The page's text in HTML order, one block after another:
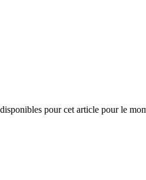
pour cet article pour le